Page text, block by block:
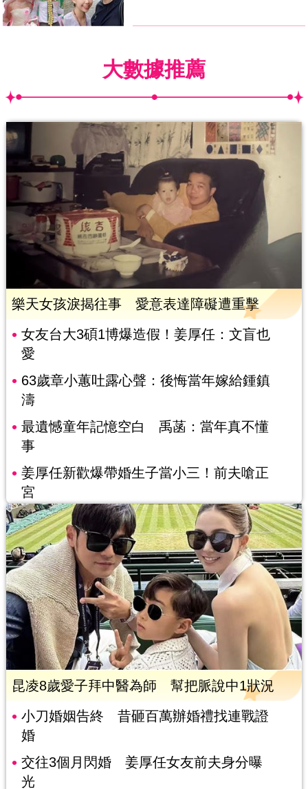
大數據推薦
樂天女孩淚揭往事 愛意表達障礙遭重擊
女友台大3碩1博爆造假！姜厚任：文盲也
愛
63歲章小蕙吐露心聲：後悔當年嫁給鍾鎮
濤
最遺憾童年記憶空白 禹菡：當年真不懂
事
姜厚任新歡爆帶婚生子當小三！前夫嗆正
宮
昆凌8歲愛子拜中醫為師 幫把脈說中1狀況
小刀婚姻告終 昔砸百萬辦婚禮找連戰證
婚
交往3個月閃婚 姜厚任女友前夫身分曝
光